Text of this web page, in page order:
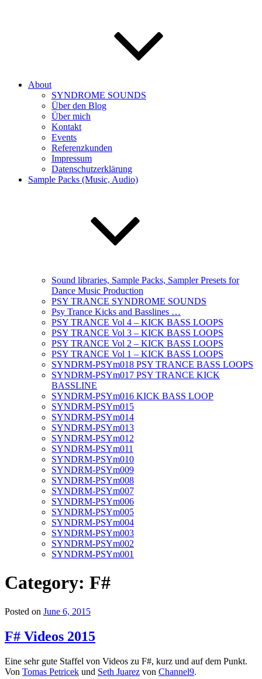
About
SYNDROME SOUNDS
Über den Blog
Über mich
Kontakt
Events
Referenzkunden
Impressum
Datenschutzerklärung
Sample Packs (Music, Audio)
Sound libraries, Sample Packs, Sampler Presets for
Dance Music Production
PSY TRANCE SYNDROME SOUNDS
Psy Trance Kicks and Basslines …
PSY TRANCE Vol 4 – KICK BASS LOOPS
PSY TRANCE Vol 3 – KICK BASS LOOPS
PSY TRANCE Vol 2 – KICK BASS LOOPS
PSY TRANCE Vol 1 – KICK BASS LOOPS
SYNDRM-PSYm018 PSY TRANCE BASS LOOPS
SYNDRM-PSYm017 PSY TRANCE KICK
BASSLINE
SYNDRM-PSYm016 KICK BASS LOOP
SYNDRM-PSYm015
SYNDRM-PSYm014
SYNDRM-PSYm013
SYNDRM-PSYm012
SYNDRM-PSYm011
SYNDRM-PSYm010
SYNDRM-PSYm009
SYNDRM-PSYm008
SYNDRM-PSYm007
SYNDRM-PSYm006
SYNDRM-PSYm005
SYNDRM-PSYm004
SYNDRM-PSYm003
SYNDRM-PSYm002
SYNDRM-PSYm001
Category: F#
Posted on June 6, 2015
F# Videos 2015
Eine sehr gute Staffel von Videos zu F#, kurz und auf dem Punkt.
Von Tomas Petricek und Seth Juarez von Channel9.